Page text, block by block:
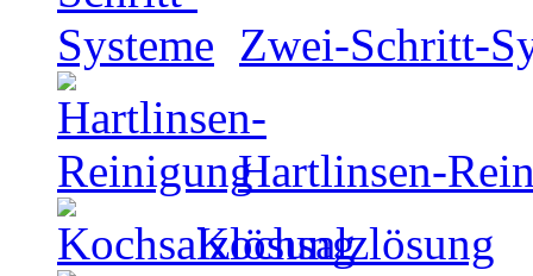
Zwei-Schritt-
Hartlinsen-
Kochsalzlösung